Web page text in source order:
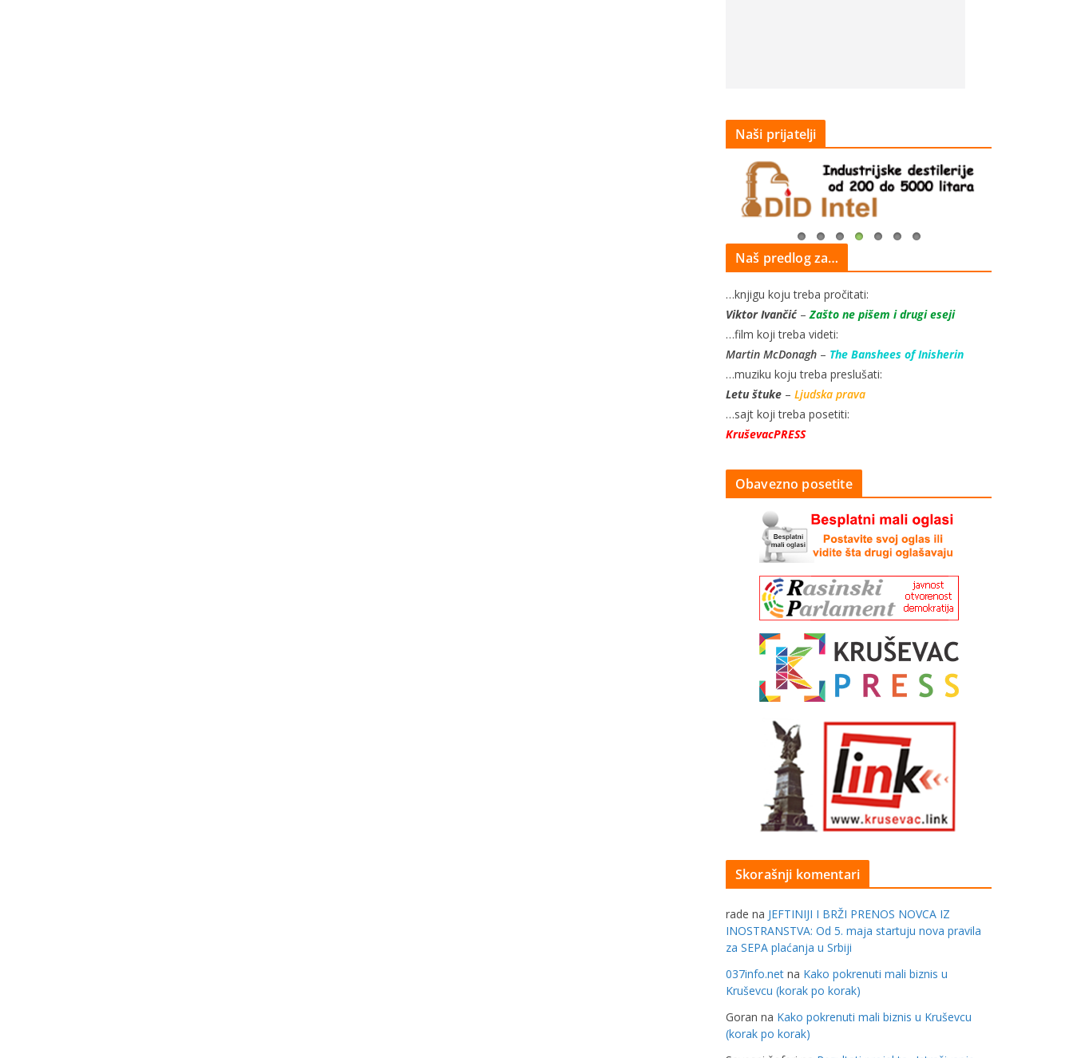
Naši prijatelji
Naš predlog za…
…knjigu koju treba pročitati:
Viktor Ivančić– Zašto ne pišem i drugi eseji
…film koji treba videti:
Martin McDonagh – The Banshees of Inisherin
…muziku koju treba preslušati:
Letu štuke – Ljudska prava
…sajt koji treba posetiti:
KruševacPRESS
Obavezno posetite
Skorašnji komentari
rade na JEFTINIJI I BRŽI PRENOS NOVCA IZ
INOSTRANSTVA: Od 5. maja startuju nova pravila
za SEPA plaćanja u Srbiji
037info.net na Kako pokrenuti mali biznis u
Kruševcu (korak po korak)
Goran na Kako pokrenuti mali biznis u Kruševcu
(korak po korak)